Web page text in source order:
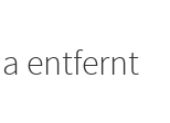
entfernt